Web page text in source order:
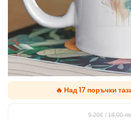
🔥 Над 17 поръчки
9.20€ / 18,00